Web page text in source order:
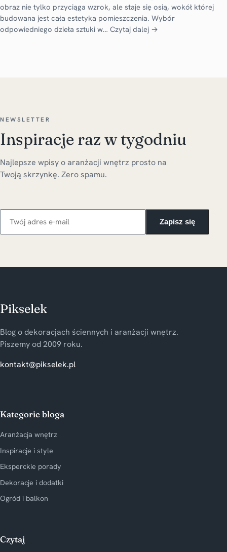
obraz nie tylko przyciąga wzrok, ale staje się osią, wokół której
budowana jest cała estetyka pomieszczenia. Wybór
odpowiedniego dzieła sztuki w… Czytaj dalej →
NEWSLETTER
Inspiracje raz w tygodniu
Najlepsze wpisy o aranżacji wnętrz prosto na
Twoją skrzynkę. Zero spamu.
Zapisz się
Pikselek
Blog o dekoracjach ściennych i aranżacji wnętrz.
Piszemy od 2009 roku.
kontakt@pikselek.pl
Kategorie bloga
Aranżacja wnętrz
Inspiracje i style
Eksperckie porady
Dekoracje i dodatki
Ogród i balkon
Czytaj